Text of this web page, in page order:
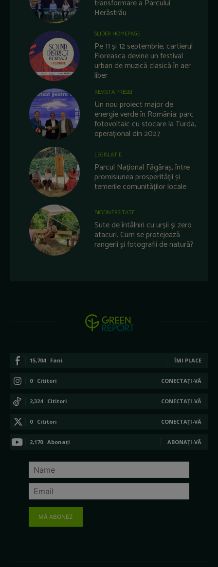
transformare a Parcului
Herăstrău
SLIDER HOMEPAGE
Pe 11 și 12 septembrie, cartierul
Floreasca devine un festival
urban de muzică clasică în aer
liber
REVISTA PRESEI
Un nou proiect major de
energie verde în România: parc
fotovoltaic cu stocare la Turda,
operațional din 2027
LEGISLATIE
Parcul Național Făgăraș, între
promisiunea prosperității și
temerile comunităților locale
BIODIVERSITATE
Sute de întâlniri cu urșii și zero
atacuri. Cum se protejează
rangerii și fotografii de natură?
15,704 Fani ÎMI PLACE
0 Cititori CONECTAȚI-VĂ
2,324 Cititori CONECTAȚI-VĂ
0 Cititori CONECTAȚI-VĂ
2,170 Abonați ABONAȚI-VĂ
MĂ ABONEZ